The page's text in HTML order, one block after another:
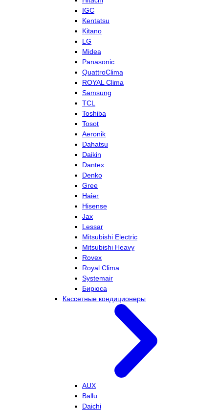
IGC
Kentatsu
Kitano
LG
Midea
Panasonic
QuattroClima
ROYAL Clima
Samsung
TCL
Toshiba
Tosot
Aeronik
Dahatsu
Daikin
Dantex
Denko
Gree
Haier
Hisense
Jax
Lessar
Mitsubishi Electric
Mitsubishi Heavy
Rovex
Royal Clima
Systemair
Бирюса
Кассетные кондиционеры
AUX
Ballu
Daichi